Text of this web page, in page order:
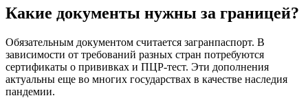
Какие документы нужны за границей?
Обязательным документом считается загранпаспорт. В
зависимости от требований разных стран потребуются
сертификаты о прививках и ПЦР-тест. Эти дополнения
актуальны еще во многих государствах в качестве наследия
пандемии.